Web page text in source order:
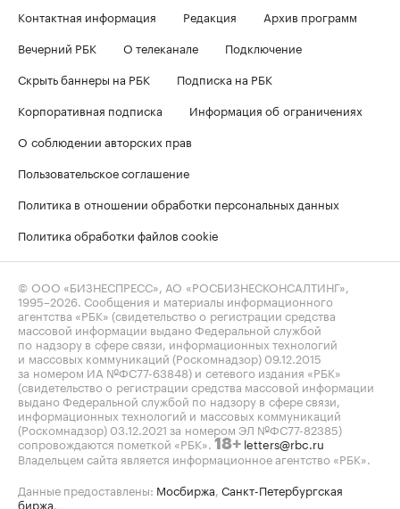
Контактная информация Редакция
Архив программ
Вечерний РБК
О телеканале
Подключение
Скрыть баннеры на РБК
Подписка на РБК
Корпоративная подписка
Информация об ограничениях
О соблюдении авторских прав
Пользовательское соглашение
Политика в отношении обработки персональных данных
Политика обработки файлов cookie
© ООО «БИЗНЕСПРЕСС», АО «РОСБИЗНЕСКОНСАЛТИНГ»,
1995–2026. Сообщения и материалы информационного
агентства «РБК» (свидетельство о регистрации средства
массовой информации выдано Федеральной службой
по надзору в сфере связи, информационных технологий
и массовых коммуникаций (Роскомнадзор) 09.12.2015
за номером ИА №ФС77-63848) и сетевого издания «РБК»
(свидетельство о регистрации средства массовой информации
выдано Федеральной службой по надзору в сфере связи,
информационных технологий и массовых коммуникаций
(Роскомнадзор) 03.12.2021 за номером ЭЛ №ФС77-82385)
сопровождаются пометкой «РБК». 18+ letters@rbc.ru
Владельцем сайта является информационное агентство «РБК».
Данные предоставлены: Мосбиржа, Санкт-Петербургская
биржа.